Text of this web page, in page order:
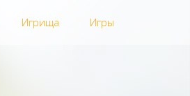
Игрища Игры